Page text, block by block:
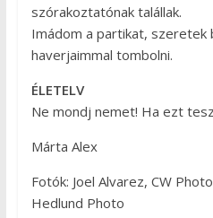
szórakoztatónak talállak.
Imádom a partikat, szeretek
haverjaimmal tombolni.
ÉLETELV
Ne mondj nemet! Ha ezt
Márta Alex
Fotók: Joel Alvarez, CW
Hedlund Photo